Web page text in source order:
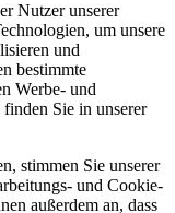
Nutzer unserer
um unsere
und
bestimmte
Werbe- und
Sie in unserer
stimmen Sie unserer
und Cookie-
außerdem an, dass